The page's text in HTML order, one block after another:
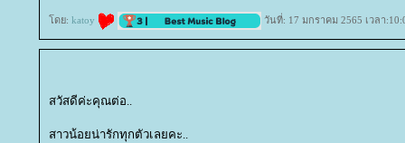
ดย: katoy วันที่: 17 มกราคม 2565 เวลา
สวัสดีค่ะคุณต่อ..
สาวน้อยน่ารักทุกตัวเลยคะ..